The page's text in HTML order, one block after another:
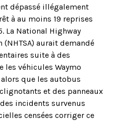
dépassé illégalement
à au moins 19 reprises
La National Highway
aurait demandé
suite à des
véhicules Waymo
que les autobus
et des panneaux
incidents survenus
censées corriger ce